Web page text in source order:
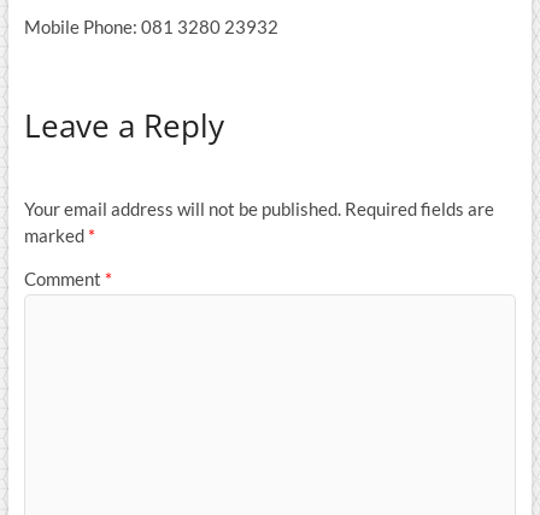
Mobile Phone: 081 3280 23932
Leave a Reply
Your email address will not be published. Required fields are
marked *
Comment *